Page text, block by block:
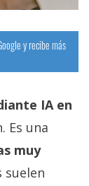
y recibe más
IA en
Es una
muy
suelen